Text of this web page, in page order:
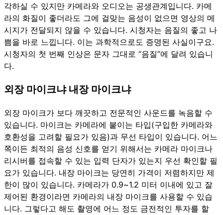
각하실 수 있지만 카메라와 오디오는 공생관계입니다. 카메
라의 화질이 좋더라도 그에 걸맞는 음성이 없으면 영상의 메
시지가 전달되지 않을 수 있습니다. 시청자는 음질의 좋고 나
쁨을 바로 느낍니다. 이는 과학적으로도 증명된 사실이구요.
시청자의 첫 번째 인상은 문자 그대로 “음질”에 달려 있습니
다.
외장 마이크냐 내장 마이크냐
외장 마이크가 보다 깨끗하고 전문적인 사운드를 녹음할 수
있습니다. 마이크는 카메라에 붙이는 타입(구입한 카메라와
호환성을 고려할 필요가 있음)과 무선 타입이 있습니다. 어느
쪽이든 최적의 음성 신호를 얻기 위해서는 카메라 마이크나
리시버를 접속할 수 있는 입력 단자가 있는지 우선 확인할 필
요가 있습니다. 내장 마이크는 당연히 가격이 저렴하지만 제
한이 많이 있습니다. 카메라가 0.9~1.2 미터 이내에 있고 잘
제어된 환경이라면 카메라의 내장 마이크를 사용할 수 있습
니다. 그렇다고 해도 촬영에 어느 정도 금전적인 투자를 할